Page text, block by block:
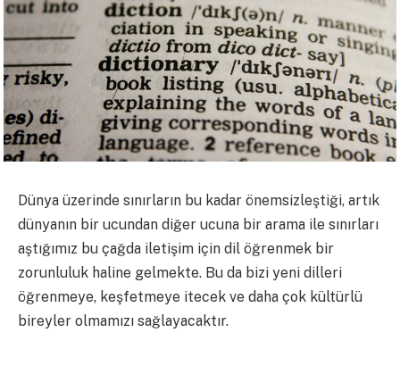
Dünya üzerinde sınırların bu kadar önemsizleştiği, artık
dünyanın bir ucundan diğer ucuna bir arama ile sınırları
aştığımız bu çağda iletişim için dil öğrenmek bir
zorunluluk haline gelmekte. Bu da bizi yeni dilleri
öğrenmeye, keşfetmeye itecek ve daha çok kültürlü
bireyler olmamızı sağlayacaktır.